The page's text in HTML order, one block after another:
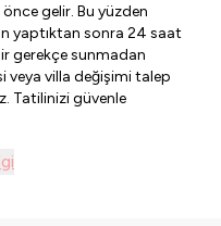
gelir. Bu yüzden
yaptıktan sonra 24 saat
gerekçe sunmadan
veya villa değişimi talep
Tatilinizi güvenle